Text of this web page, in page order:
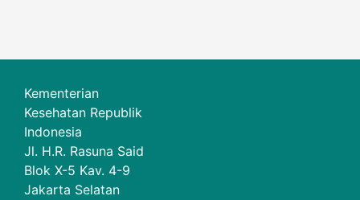
Kementerian
Kesehatan Republik
Indonesia
Jl. H.R. Rasuna Said
Blok X-5 Kav. 4-9
Jakarta Selatan